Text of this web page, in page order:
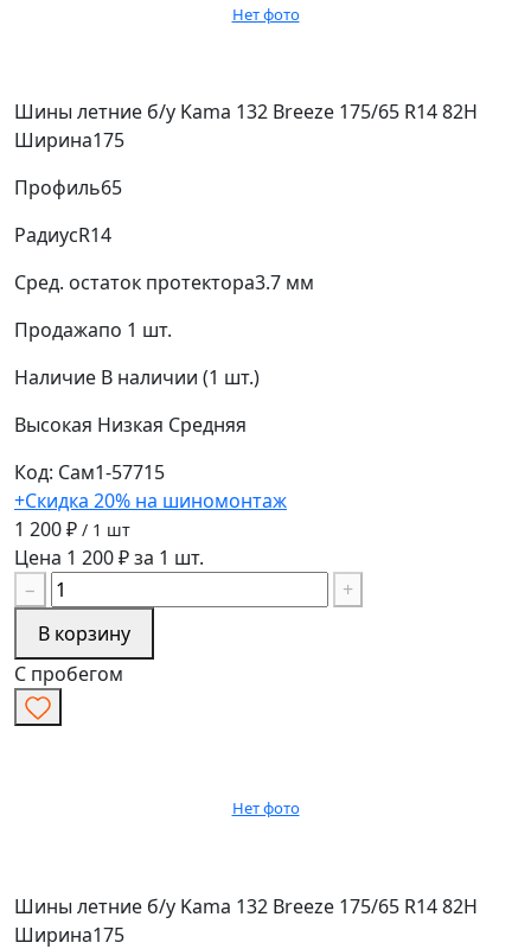
Нет фото
Шины летние б/у Kama 132 Breeze 175/65 R14 82H
Ширина175
Профиль65
РадиусR14
Сред. остаток протектора3.7 мм
Продажапо 1 шт.
Наличие В наличии (1 шт.)
Высокая Низкая Средняя
Код: Сам1-57715
+Скидка 20% на шиномонтаж
1 200 ₽ / 1 шт
Цена 1 200 ₽ за 1 шт.
−
+
В корзину
С пробегом
Нет фото
Шины летние б/у Kama 132 Breeze 175/65 R14 82H
Ширина175